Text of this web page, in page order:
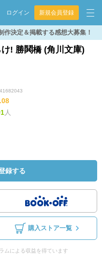
ログイン 新規会員登録
作決定＆掲載する感想大募集！
! 勝鬨橋 (角川文庫)
人
録する
購入ストア一覧
ムによる収益を得ています